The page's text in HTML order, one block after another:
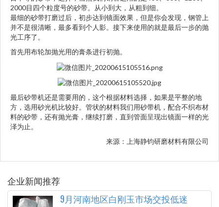
2000目四个粒度号的砂带。从小到大，从粗到细。
最细的砂带打磨过后，初步达到镜面效果，但是你会发现，钢管上
并不是很清晰，最多看到个人影。接下来使用的就是最后一步的抛
光工序了。
首先用布轮加抛光用的膏条进行初抛。
最后砂带机还是需要用的，这个根据材料选择，如果是平整的地
方，选用砂光机比较好。管状的材料我们用砂带机，配合不织布材
料的砂带，还有抛光膏，继续打磨，直到管面呈现出镜面一样的光
泽为止。
来源：上海静钧研磨材料有限公司
企业新闻推荐
9月河南地区白刚玉市场交投低迷